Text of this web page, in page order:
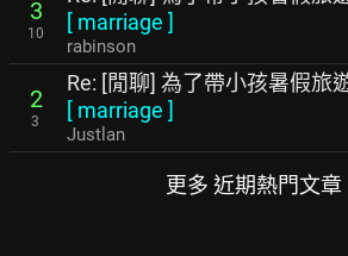
3
10
[ marriage ]
rabinson
2
3
Re: [閒聊] 為了帶小孩暑假旅
[ marriage ]
Justlan
更多 近期熱門文章